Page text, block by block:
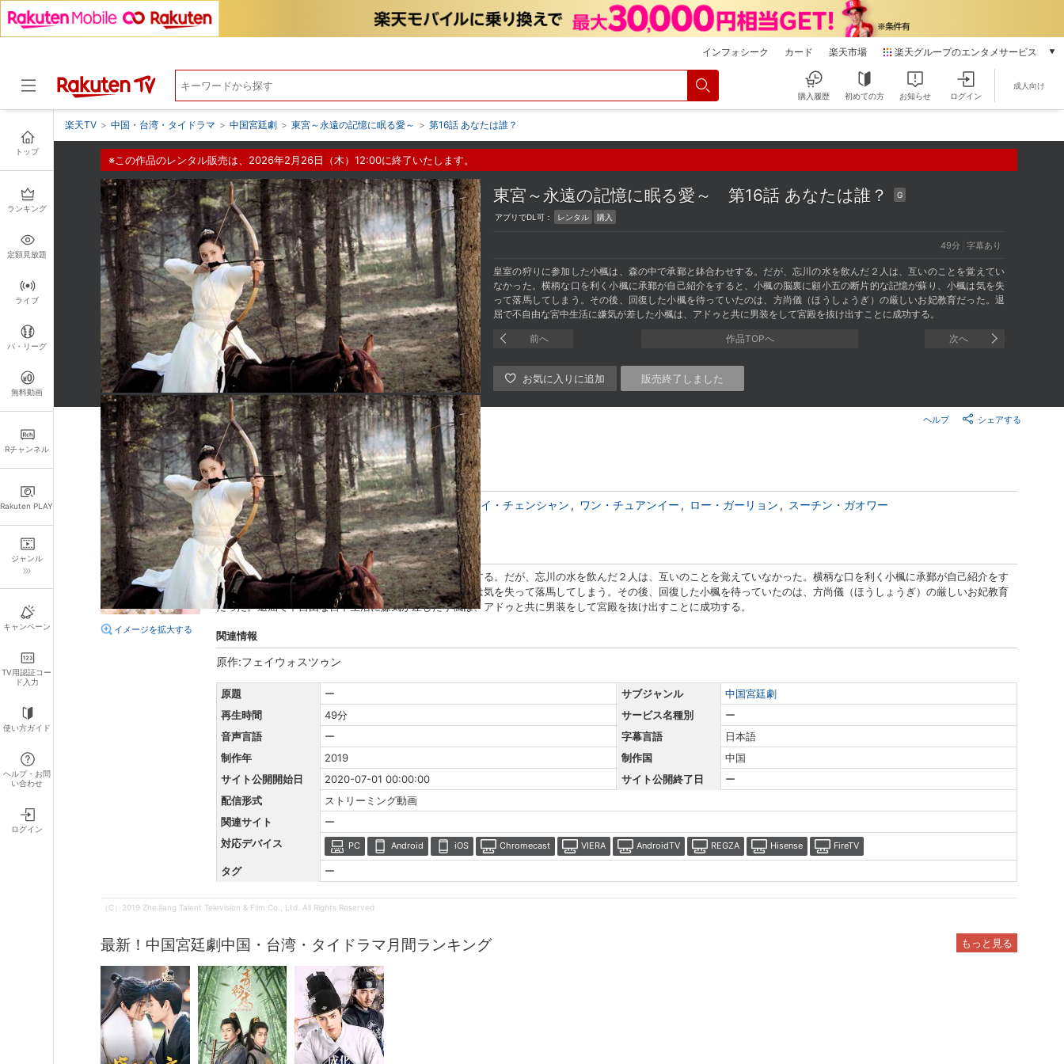
インフォシーク カード 楽天市場 楽天グループのエンタメサービス
本/ゲーム/CD/DVD
電子書籍
楽天ミュージック
動画配信
動画配信ガイド
Rakuten PLAY
無料テレビ
Rチャンネル
チケット
購入履歴 初めての方 お知らせ ログイン
成人向け
トップ
ランキング
定額見放題
ライブ
パ・リーグ
無料動画
Rチャンネル
Rakuten PLAY
ジャンル
キャンペーン
TV用認証コー
ド入力
使い方ガイド
ヘルプ・お問
い合わせ
ログイン
楽天TV > 中国・台湾・タイドラマ > 中国宮廷劇 > 東宮～永遠の記憶に眠る愛～ > 第16話 あなたは誰？
※この作品のレンタル販売は、2026年2月26日（木）12:00に終了いたします。
東宮～永遠の記憶に眠る愛～ 第16話 あなたは誰？ G
アプリでDL可： レンタル 購入
49分 字幕あり
皇室の狩りに参加した小楓は、森の中で承鄞と鉢合わせする。だが、忘川の水を飲んだ２人は、互いのことを覚えてい
なかった。横柄な口を利く小楓に承鄞が自己紹介をすると、小楓の脳裏に顧小五の断片的な記憶が蘇り、小楓は気を失
って落馬してしまう。その後、回復した小楓を待っていたのは、方尚儀（ほうしょうぎ）の厳しいお妃教育だった。退
屈で不自由な宮中生活に嫌気が差した小楓は、アドゥと共に男装をして宮殿を抜け出すことに成功する。
前へ 作品TOPへ 次へ
販売終了しました
シェアする
ヘルプ
詳細情報
イメージを拡大する
キャスト・スタッフ
出演：チェン・シンシュー ポン・シャオラン ウェイ・チェンシャン ワン・チュアンイー ロー・ガーリョン
スーチン・ガオワー
監督：リー・ムーゴー
あらすじ
皇室の狩りに参加した小楓は、森の中で承鄞と鉢合わせする。だが、忘川の水を飲んだ２人は、互いのことを覚えていなかった。横柄な口を利く小楓に承鄞が自己紹介をす
ると、小楓の脳裏に顧小五の断片的な記憶が蘇り、小楓は気を失って落馬してしまう。その後、回復した小楓を待っていたのは、方尚儀（ほうしょうぎ）の厳しいお妃教育
だった。退屈で不自由な宮中生活に嫌気が差した小楓は、アドゥと共に男装をして宮殿を抜け出すことに成功する。
関連情報
原作:フェイウォスツゥン
原題 ー サブジャンル
中国宮廷劇
再生時間
49分 サービス名種別
ー
音声言語
ー 字幕言語
日本語
制作年
2019 制作国
中国
サイト公開開始日
2020-07-01 00:00:00 サイト公開終了日
ー
配信形式
ストリーミング動画
関連サイト
ー
対応デバイス
PC Android iOS Chromecast VIERA AndroidTV REGZA Hisense FireTV
タグ ー
（C）2019 ZheJiang Talent Television & Film Co., Ltd. All Rights Reserved
最新！中国宮廷劇中国・台湾・タイドラマ月間ランキング もっと見る